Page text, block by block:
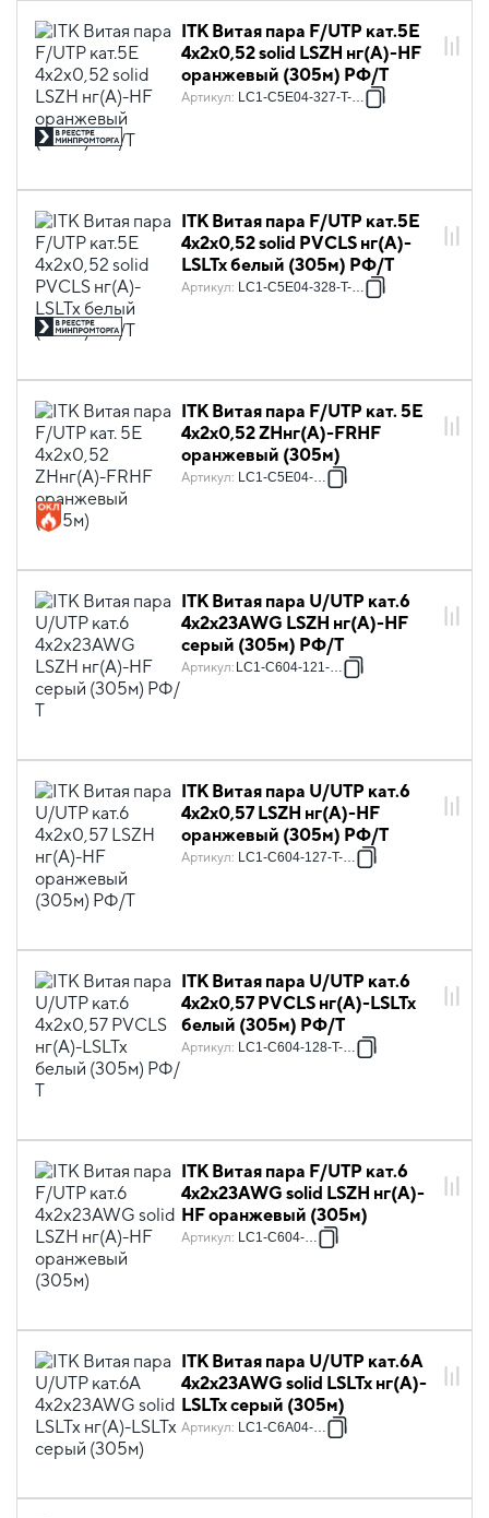
ITK Витая пара F/UTP кат.5E
4х2х0,52 solid LSZH нг(А)-HF
оранжевый (305м) РФ/Т
Артикул: LC1-C5E04-327-T-P-R
ITK Витая пара F/UTP кат.5E
4х2х0,52 solid PVCLS нг(А)-
LSLTx белый (305м) РФ/Т
Артикул: LC1-C5E04-328-T-P-R
ITK Витая пара F/UTP кат. 5E
4х2х0,52 ZHнг(А)-FRHF
оранжевый (305м)
Артикул: LC1-C5E04-367
ITK Витая пара U/UTP кат.6
4х2х23AWG LSZH нг(А)-HF
серый (305м) РФ/Т
Артикул: LC1-C604-121-T-R
ITK Витая пара U/UTP кат.6
4х2х0,57 LSZH нг(А)-HF
оранжевый (305м) РФ/Т
Артикул: LC1-C604-127-T-P-R
ITK Витая пара U/UTP кат.6
4х2х0,57 PVCLS нг(А)-LSLTx
белый (305м) РФ/Т
Артикул: LC1-C604-128-T-P-R
ITK Витая пара F/UTP кат.6
4х2х23AWG solid LSZH нг(А)-
HF оранжевый (305м)
Артикул: LC1-C604-327
ITK Витая пара U/UTP кат.6A
4х2х23AWG solid LSLTx нг(А)-
LSLTx серый (305м)
Артикул: LC1-C6A04-121